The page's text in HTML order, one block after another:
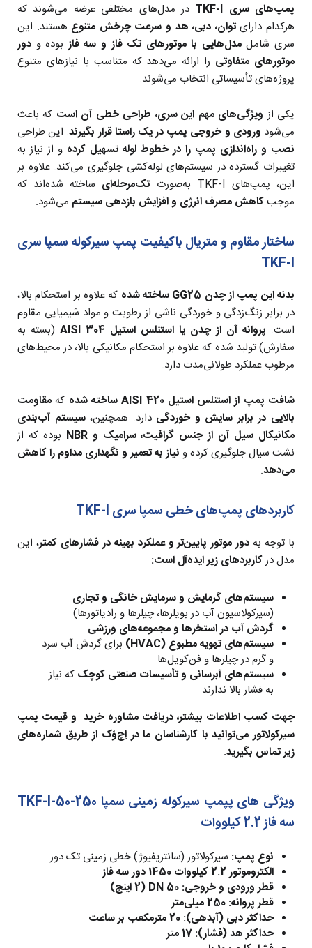
پمپ‌های سری TKF-I
در مدل‌های مختلفی عرضه می‌شوند که
هرکدام دارایتوان، دبی، هد و سرعت چرخش متنوع هستند. این
سری شاملمدل‌هایی با موتورهای تک فاز و سه فازبوده و دور
موتورهای متفاوتی را ارائه می‌دهد که متناسب با نیازهای متنوع
پروژه‌های تأسیساتی انتخاب می‌شوند.
یکی از ویژگی‌های مهم این سری، طراحی خطی آن است که باعث
می‌شود ورودی و خروجی پمپ در یک راستا قرار بگیرند. این طراحی
نصب و راه‌اندازی پمپ را در خطوط لوله تسهیل کرده و از نیاز به
تغییرات گسترده در سیستم‌های لوله‌کشی جلوگیری می‌کند. علاوه بر
این، پمپ‌های TKF-I به‌صورت
تک‌مرحله‌ای ساخته شده‌اند که
موجبکاهش مصرف انرژی و افزایش بازدهی سیستم می‌شود.
ساختار مقاوم و متریال باکیفیت پمپ سیرکوله سمپا سری
TKF-I
بدنه این پمپ از چدن GG25 ساخته شده
که علاوه بر استحکام بالا،
در برابر زنگ‌زدگی و خوردگی ناشی از رطوبت و مواد شیمیایی مقاوم
است. پروانه آن از چدن یا استنلس استیل AISI 304
(بسته به
سفارش) تولید شده که علاوه بر استحکام مکانیکی بالا، در محیط‌های
مرطوب عملکرد طولانی‌مدت دارد.
شافت پمپ از استنلس استیل AISI 420 ساخته شده که مقاومت
بالایی در برابر سایش و خوردگی دارد. همچنین،سیستم آب‌بندی
مکانیکال سیل آن از جنس گرافیت، سرامیک و NBR
بوده که از
نشت سیال جلوگیری کرده و نیاز به تعمیر و نگهداری مداوم را کاهش
می‌دهد.
کاربردهای پمپ‌های خطی سمپا سری TKF-I
با توجه به دور موتور پایین‌تر و عملکرد بهینه در فشارهای کمتر، این
مدل درکاربردهای زیر ایده‌آل است:
سیستم‌های گرمایش و سرمایش خانگی و تجاری
(سیرکولاسیون آب در بویلرها، چیلرها و رادیاتورها)
گردش آب در استخرها و مجموعه‌های ورزشی
سیستم‌های تهویه مطبوع (HVAC)
برای گردش آب سرد
و گرم در چیلرها و فن‌کویل‌ها
سیستم‌های آبرسانی و تأسیسات صنعتی کوچک که نیاز
به فشار بالا ندارند
جهت کسب اطلاعات بیشتر، دریافت مشاوره خرید و قیمت پمپ
سیرکولاتور می‌توانید با کارشناسان ما در اِچ‌وَک از طریق شماره‌های
زیر تماس بگیرید.
ویژگی های پپمپ سیرکوله زمینی سمپا TKF-I-50-250
سه فاز 2.2 کیلووات
نوع پمپ: سیرکولاتور (سانتریفیوژ) خطی زمینی تک دور
الکتروموتور 2.2 کیلووات 1450 دور سه فاز
قطر ورودی و خروجی: DN 50 (2 اینچ)
قطر پروانه: 250 میلی‌متر
حداکثر دبی (آبدهی): 20 مترمکعب بر ساعت
حداکثر هد (فشار): 17 متر